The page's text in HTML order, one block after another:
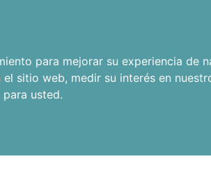
para mejorar su experiencia de
el sitio web, medir su interés en
para usted.